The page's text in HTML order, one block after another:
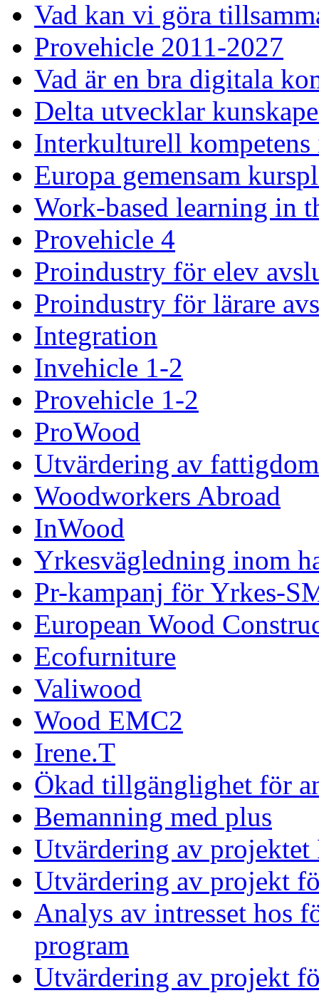
Vad kan vi göra
Provehicle 2011-2027
Vad är en bra digitala
Delta utvecklar
Interkulturell
Europa gemensam
Work-based learning in
Provehicle 4
Proindustry för elev
Proindustry för lärare
Integration
Invehicle 1-2
Provehicle 1-2
ProWood
Utvärdering av
Woodworkers Abroad
InWood
Yrkesvägledning inom
Pr-kampanj för Yrkes-
European Wood
Ecofurniture
Valiwood
Wood EMC2
Irene.T
Ökad tillgänglighet för
Bemanning med plus
Utvärdering av
Utvärdering av projekt
Analys av intresset hos
program
Utvärdering av projekt